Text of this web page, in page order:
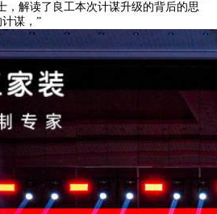
，解读了良工本次计谋升级的背后的思
谋，”